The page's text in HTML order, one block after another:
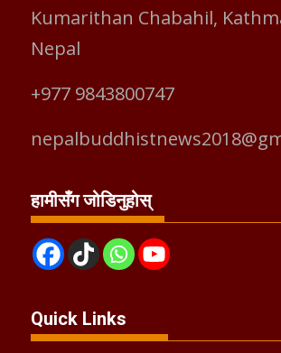
Kumarithan Chabahil,
Nepal
+977 9843800747
हामीसँग जोडिनुहोस्
Quick Links